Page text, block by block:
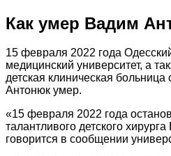
Как умер Вадим
15 февраля 2022 года
медицинский университет, а
детская клиническая
Антонюк умер.
«15 февраля 2022 года
талантливого детского
говорится в сообщении